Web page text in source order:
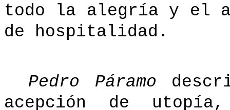
todo la alegría y el
de hospitalidad.
Pedro Páramo
acepción de utopía,